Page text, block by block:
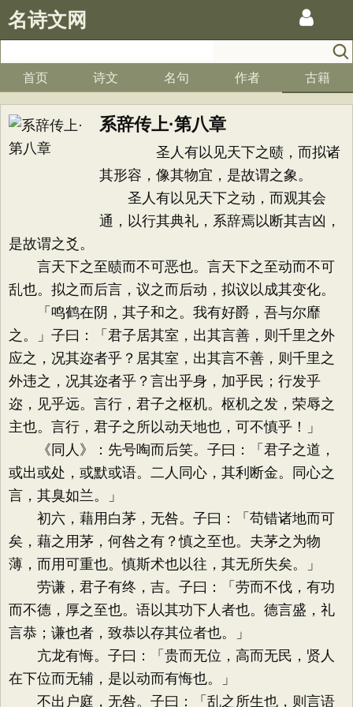
名诗文网
首页 诗文 名句 作者 古籍
系辞传上·第八章
圣人有以见天下之赜，而拟诸
其形容，像其物宜，是故谓之象。
圣人有以见天下之动，而观其会
通，以行其典礼，系辞焉以断其吉凶，
是故谓之爻。
言天下之至赜而不可恶也。言天下之至动而不可
乱也。拟之而后言，议之而后动，拟议以成其变化。
「鸣鹤在阴，其子和之。我有好爵，吾与尔靡
之。」子曰：「君子居其室，出其言善，则千里之外
应之，况其迩者乎？居其室，出其言不善，则千里之
外违之，况其迩者乎？言出乎身，加乎民；行发乎
迩，见乎远。言行，君子之枢机。枢机之发，荣辱之
主也。言行，君子之所以动天地也，可不慎乎！」
《同人》：先号啕而后笑。子曰：「君子之道，
或出或处，或默或语。二人同心，其利断金。同心之
言，其臭如兰。」
初六，藉用白茅，无咎。子曰：「苟错诸地而可
矣，藉之用茅，何咎之有？慎之至也。夫茅之为物
薄，而用可重也。慎斯术也以往，其无所失矣。」
劳谦，君子有终，吉。子曰：「劳而不伐，有功
而不德，厚之至也。语以其功下人者也。德言盛，礼
言恭；谦也者，致恭以存其位者也。」
亢龙有悔。子曰：「贵而无位，高而无民，贤人
在下位而无辅，是以动而有悔也。」
不出户庭，无咎。子曰：「乱之所生也，则言语